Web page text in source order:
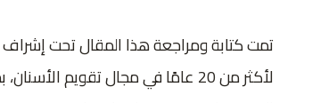
تمت كتابة ومراجعة هذا المقال تحت إشراف
لأكثر من 20 عامًا في مجال تقويم